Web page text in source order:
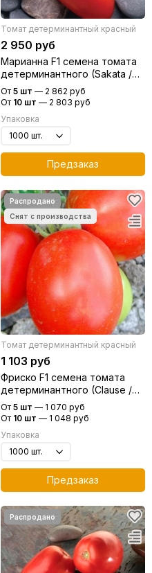
Томат детерминантный красный
2 950 руб
Марианна F1 семена томата
детерминантного (Sakata /
Саката)
От 5 шт — 2 862 руб
От 10 шт — 2 803 руб
Упаковка
Предзаказ
Томат детерминантный красный
1 103 руб
Фриско F1 семена томата
детерминантного (Clause /
Клос)
От 5 шт — 1 070 руб
От 10 шт — 1 048 руб
Упаковка
Предзаказ